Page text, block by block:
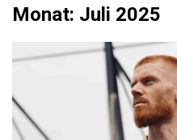
Monat: Juli 2025